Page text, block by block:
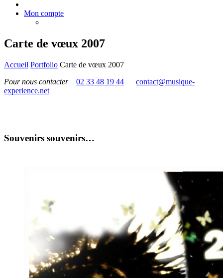
Mon compte
Carte de vœux 2007
Accueil Portfolio Carte de vœux 2007
Pour nous contacter
02 33 48 19 44
contact@musique-
experience.net
Souvenirs souvenirs…